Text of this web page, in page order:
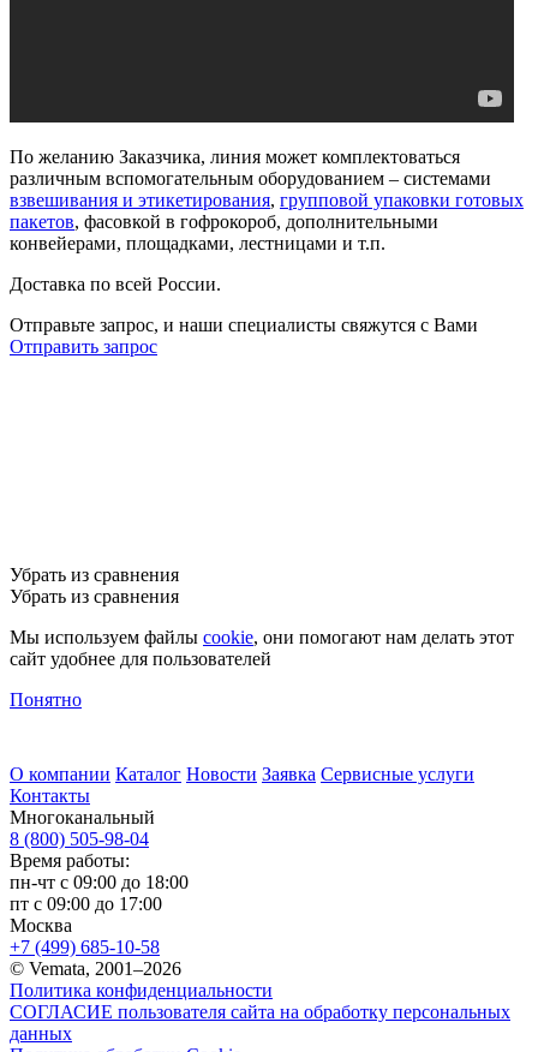
По желанию Заказчика, линия может комплектоваться
различным вспомогательным оборудованием – системами
взвешивания и этикетирования, групповой упаковки готовых
пакетов, фасовкой в гофрокороб, дополнительными
конвейерами, площадками, лестницами и т.п.
Доставка по всей России.
Отправьте запрос, и наши специалисты свяжутся с Вами
Отправить запрос
Убрать из сравнения
Убрать из сравнения
Мы используем файлы cookie, они помогают нам делать этот
сайт удобнее для пользователей
Понятно
О компании Каталог Новости Заявка Сервисные услуги
Контакты
Многоканальный
8 (800) 505-98-04
Время работы:
пн-чт с 09:00 до 18:00
пт с 09:00 до 17:00
Москва
+7 (499) 685-10-58
© Vemata, 2001–2026
Политика конфиденциальности
СОГЛАСИЕ пользователя сайта на обработку персональных
данных